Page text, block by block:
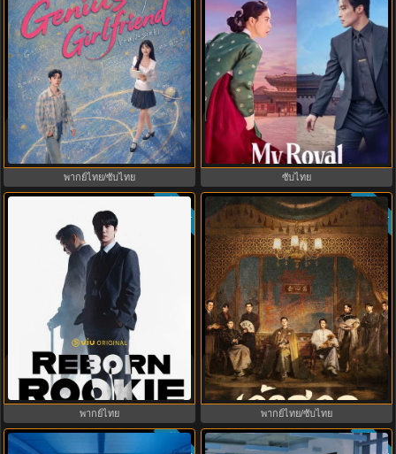
Genius Girlfriend แฟนสาวอัจฉริยะ
(2026) พากย์ไทย ซับไทย EP.1-28
พากย์ไทย/ซับไทย
My Royal Nemesis ศัตรูหัวใจ นาง
ร้ายวังหลวง (2026) พากย์ไทย ซับ
ไทย EP.1-14
ซับไทย
Reborn Rookie มือใหม่หัดแค้น
(2026) พากย์ไทย ซับไทย EP.1-12
ซับไทย
พากย์ไทย
Mystic Nine เก้าสกุล (2026) พากย์
ไทย ซับไทย EP.1-30
9.0 ซับไทย
พากย์ไทย/ซับไทย
ซับไทย 8.0 ซับไทย